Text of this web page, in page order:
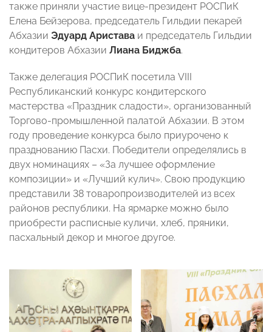
также приняли участие вице-президент РОСПиК
Елена Бейзерова, председатель Гильдии пекарей
Абхазии Эдуард Аристава и председатель Гильдии
кондитеров Абхазии Лиана Биджба.
Также делегация РОСПиК посетила VIII
Республиканский конкурс кондитерского
мастерства «Праздник сладости», организованный
Торгово-промышленной палатой Абхазии. В этом
году проведение конкурса было приурочено к
празднованию Пасхи. Победители определялись в
двух номинациях – «За лучшее оформление
композиции» и «Лучший кулич». Свою продукцию
представили 38 товаропроизводителей из всех
районов республики. На ярмарке можно было
приобрести расписные куличи, хлеб, пряники,
пасхальный декор и многое другое.